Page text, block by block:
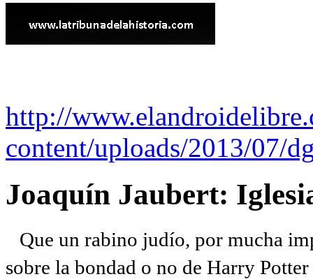
http://
content/uploads/2013/07/
Joaquín Jaubert:
Que un rabino judío, por mucha
sobre la bondad o no de Harry